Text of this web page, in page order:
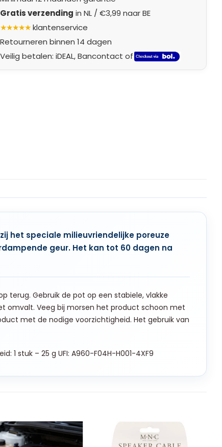
Gratis verzending in NL / €3,99 naar BE
★★★★★klantenservice
Retourneren binnen 14 dagen
Veilig betalen: iDEAL, Bancontact of
het speciale milieuvriendelijke poreuze
geur. Het kan tot 60 dagen na
terug. Gebruik de pot op een stabiele, vlakke
omvalt. Veeg bij morsen het product schoon met
met de nodige voorzichtigheid. Het gebruik van
1 stuk – 25 g UFI: A960-F04H-H001-4XF9